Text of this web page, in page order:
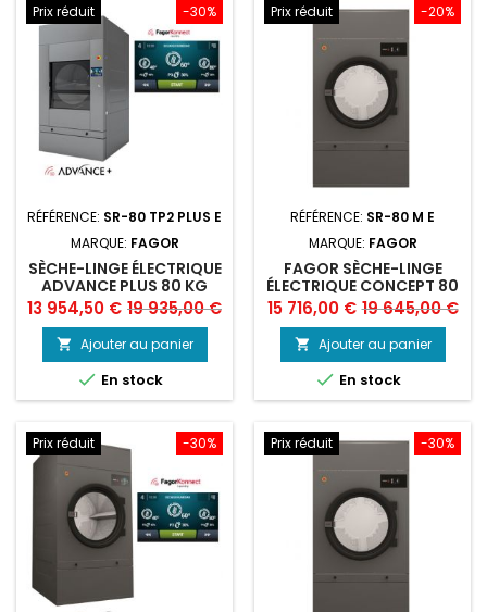
-30%
Prix réduit
RÉFÉRENCE: SR-80 TP2 PLUS E
MARQUE: FAGOR
SÈCHE-LINGE ÉLECTRIQUE
ADVANCE PLUS 80 KG
FAGOR
Prix
13 954,50 € Prix
de
base
19 935,00 €
 Ajouter au panier
 En stock
-20%
Prix réduit
RÉFÉRENCE: SR-80 M E
MARQUE: FAGOR
FAGOR SÈCHE-LINGE
ÉLECTRIQUE CONCEPT 80
KG
Prix
15 716,00 € Prix
de
base
19 645,00 €
 Ajouter au panier
 En stock
-30%
Prix réduit -30%
Prix réduit